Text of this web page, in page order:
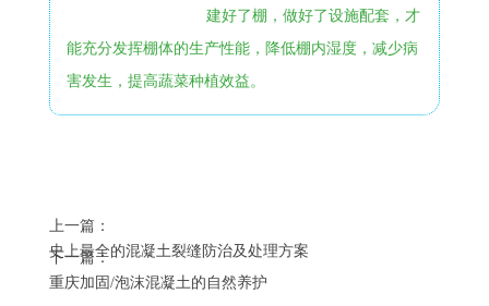
建好了棚，做好了设施配套，才
能充分发挥棚体的生产性能，降低棚内湿度，减少病
害发生，提高蔬菜种植效益。
上一篇：
史上最全的混凝土裂缝防治及处理方案
下一篇：
重庆加固/泡沫混凝土的自然养护